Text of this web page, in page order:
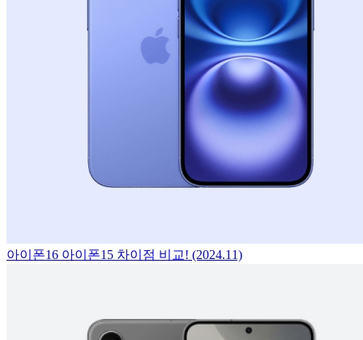
아이폰16 아이폰15 차이점 비교! (2024.11)